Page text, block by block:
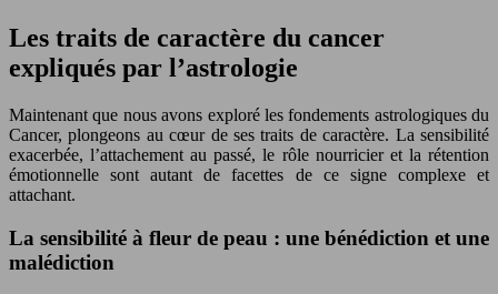
Les traits de caractère du cancer
expliqués par l’astrologie
Maintenant que nous avons exploré les fondements astrologiques du
Cancer, plongeons au cœur de ses traits de caractère. La sensibilité
exacerbée, l’attachement au passé, le rôle nourricier et la rétention
émotionnelle sont autant de facettes de ce signe complexe et
attachant.
La sensibilité à fleur de peau : une bénédiction et une
malédiction